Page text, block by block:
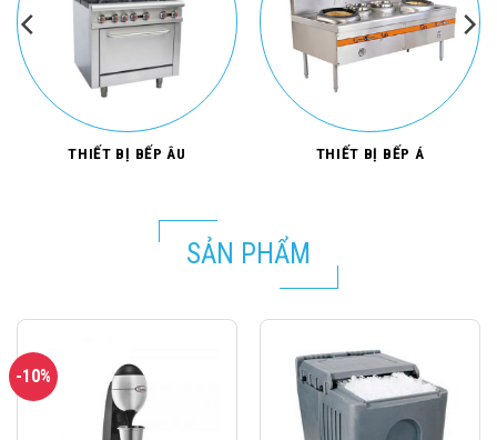
THIẾT BỊ BẾP ÂU THIẾT BỊ BẾP Á
SẢN PHẨM
-10%